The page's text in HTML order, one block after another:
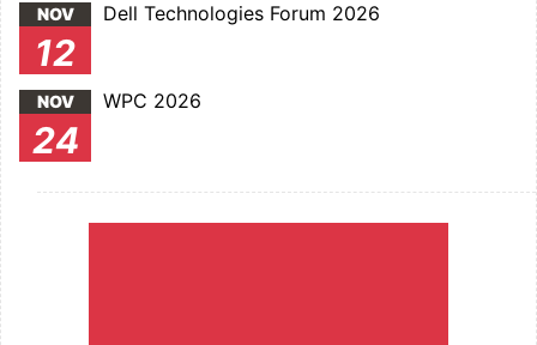
NOV
12
Dell Technologies Forum 2026
NOV
24
WPC 2026